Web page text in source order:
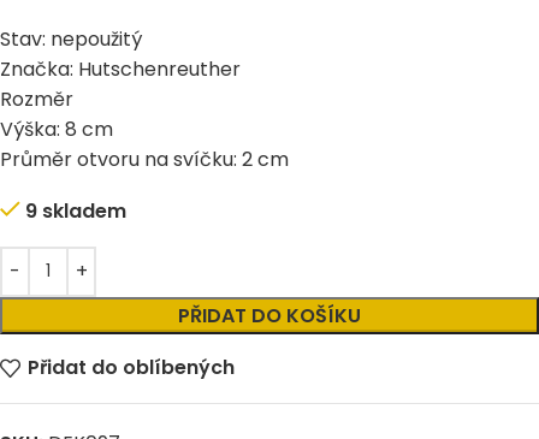
Stav: nepoužitý
Značka: Hutschenreuther
Rozměr
Výška: 8 cm
Průměr otvoru na svíčku: 2 cm
9 skladem
PŘIDAT DO KOŠÍKU
Alternative:
Přidat do oblíbených